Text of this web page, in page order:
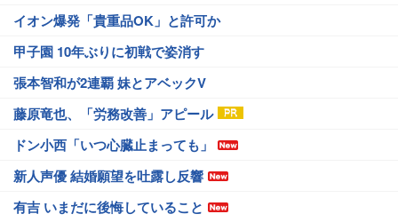
イオン爆発「貴重品OK」と許可か
甲子園 10年ぶりに初戦で姿消す
張本智和が2連覇 妹とアベックV
藤原竜也、「労務改善」アピール
ドン小西「いつ心臓止まっても」
新人声優 結婚願望を吐露し反響
有吉 いまだに後悔していること